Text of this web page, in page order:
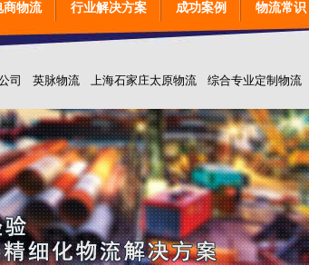
商物流 行业解决方案 成功案例 物流常识
司 英脉物流 上海石家庄太原物流 综合专业定制物流
上海石家庄太原综合专业定制物流